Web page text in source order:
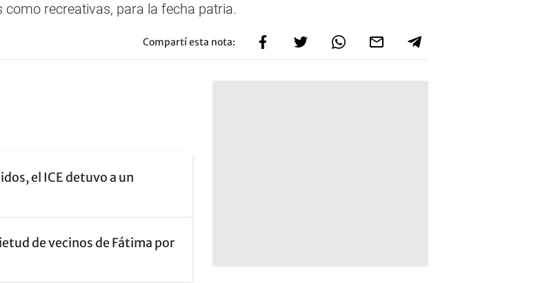
recreativas, para la fecha patria.
Compartí esta nota:
el ICE detuvo a un
de vecinos de Fátima por